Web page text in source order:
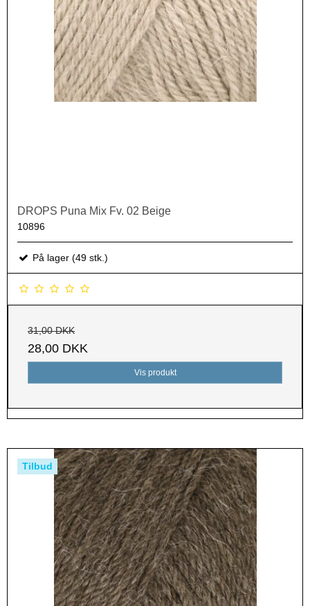
DROPS Puna Mix Fv. 02 Beige
10896
På lager (49 stk.)
31,00 DKK
28,00 DKK
Vis produkt
Tilbud